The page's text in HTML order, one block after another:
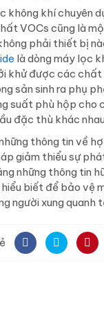
không khí chuyên
VOCs cũng là
phải thiết bị
là dòng máy lọc
khử được các
sản sinh ra phụ
suất phù hộp cho
đặc thù khác
thông tin về
giảm thiểu sự
những thông tin
biết để bảo vệ
người xung quanh